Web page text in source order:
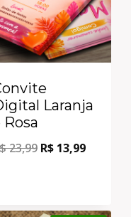
Laranja
Rosa
23,99 R$ 13,99